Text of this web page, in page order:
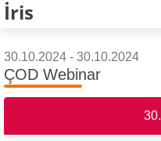
İris
30.10.2024 - 30.10.2024
ÇOD Webinar